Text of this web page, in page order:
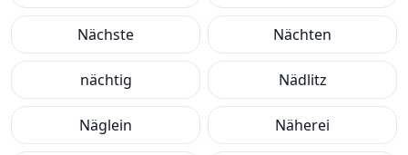
Nächste Nächten
nächtig Nädlitz
Näglein Näherei